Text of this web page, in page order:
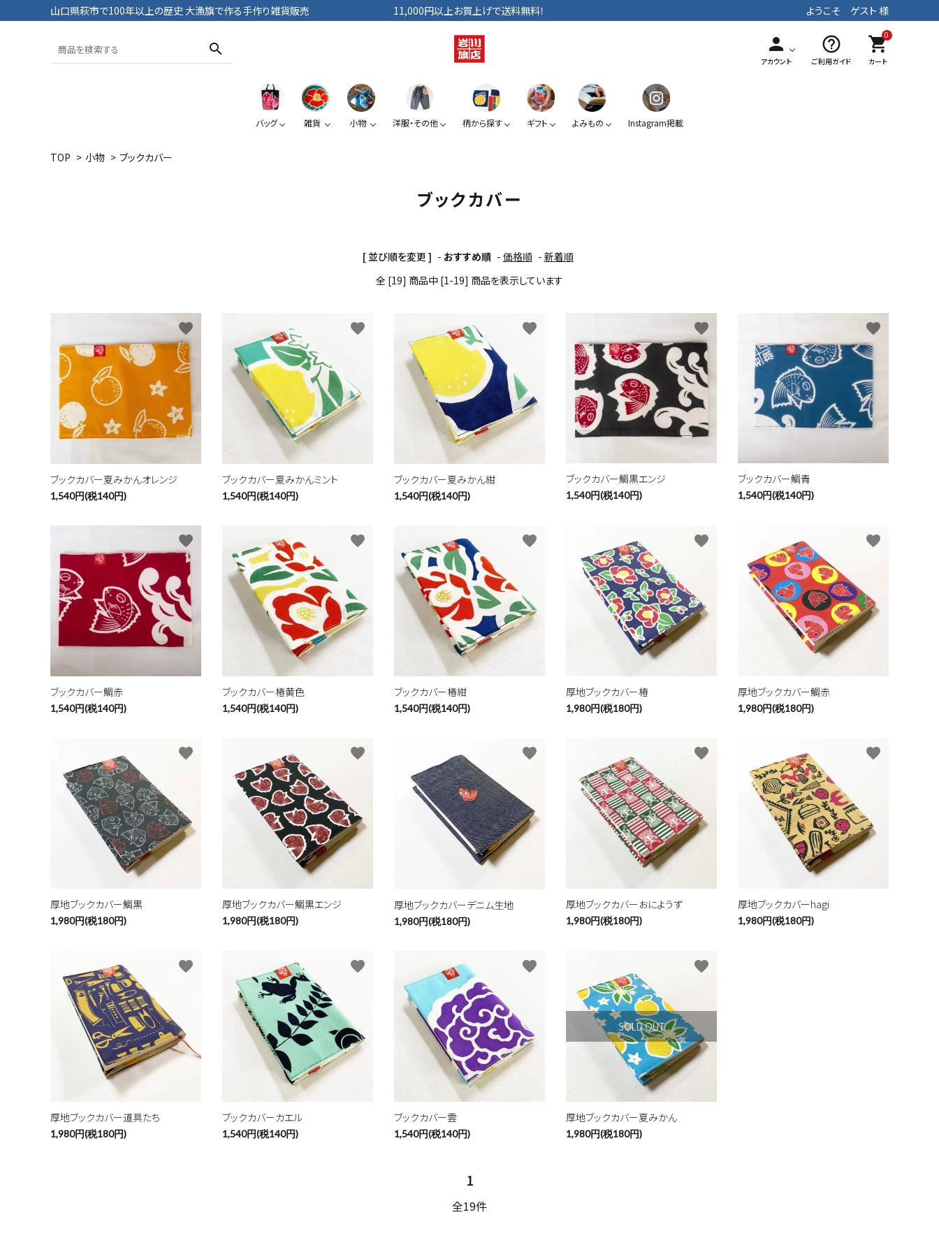
山口県萩市で100年以上の歴史 大漁旗で作る手作り雑貨販売 11,000円以上お買上げで送料無料！ ようこそ ゲスト 様
search person
アカウント
help_outline
ご利用ガイド
0
shopping_cart
カート
バッグ 雑貨 小物 洋服・その他 柄から探す
おにようず
ギフト よみもの Instagram掲載
TOP > 小物 > ブックカバー
ブックカバー
[ 並び順を変更 ] - おすすめ順 - 価格順 - 新着順
全 [19] 商品中 [1-19] 商品を表示しています
ブックカバー夏みかんオレンジ
1,540円(税140円)
favorite
ブックカバー夏みかんミント
1,540円(税140円)
favorite
ブックカバー夏みかん紺
1,540円(税140円)
favorite
ブックカバー鯛黒エンジ
1,540円(税140円)
favorite
ブックカバー鯛青
1,540円(税140円)
favorite
ブックカバー鯛赤
1,540円(税140円)
favorite
ブックカバー椿黄色
1,540円(税140円)
favorite
ブックカバー椿紺
1,540円(税140円)
favorite
厚地ブックカバー椿
1,980円(税180円)
favorite
厚地ブックカバー鯛赤
1,980円(税180円)
favorite
厚地ブックカバー鯛黒
1,980円(税180円)
favorite
厚地ブックカバー鯛黒エンジ
1,980円(税180円)
favorite
厚地ブックカバーデニム生地
1,980円(税180円)
favorite
厚地ブックカバーおにようず
1,980円(税180円)
favorite
厚地ブックカバーhagi
1,980円(税180円)
favorite
厚地ブックカバー道具たち
1,980円(税180円)
favorite
ブックカバーカエル
1,540円(税140円)
favorite
ブックカバー雲
1,540円(税140円)
favorite
SOLD OUT
厚地ブックカバー夏みかん
1,980円(税180円)
favorite
1
全19件
キーワード
カテゴリー
検索する
close